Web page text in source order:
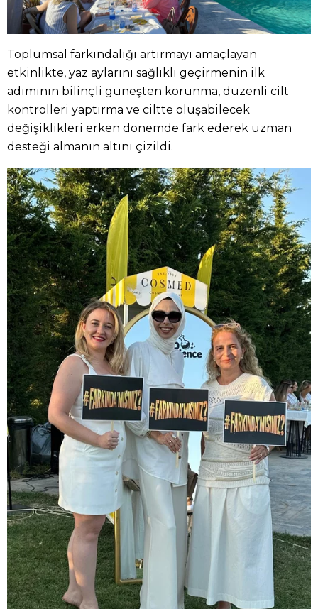
Toplumsal farkındalığı artırmayı amaçlayan
etkinlikte, yaz aylarını sağlıklı geçirmenin ilk
adımının bilinçli güneşten korunma, düzenli cilt
kontrolleri yaptırma ve ciltte oluşabilecek
değişiklikleri erken dönemde fark ederek uzman
desteği almanın altını çizildi.